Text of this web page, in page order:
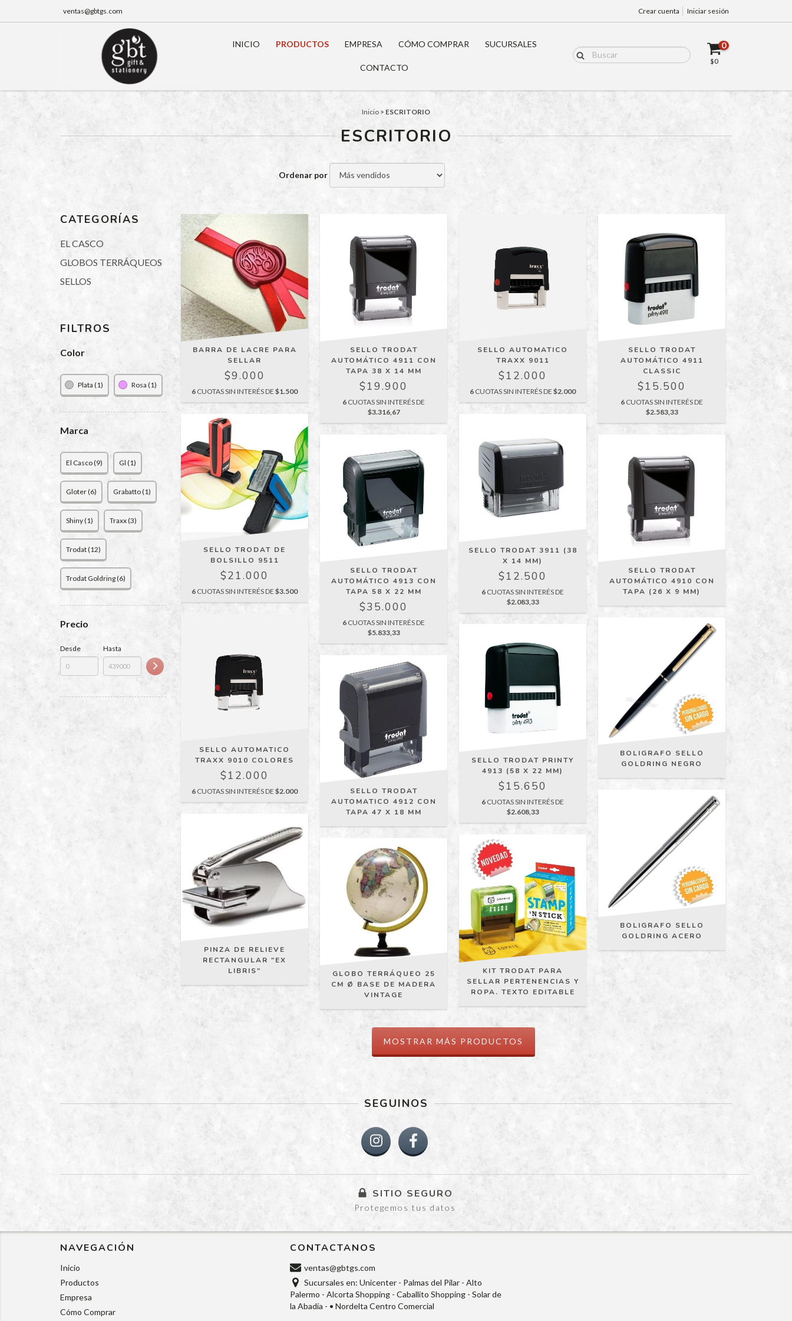
ventas@gbtgs.com Crear cuenta Iniciar sesión
INICIO PRODUCTOS EMPRESA CÓMO COMPRAR SUCURSALES
CONTACTO
0
$0
Inicio > ESCRITORIO
ESCRITORIO
Ordenar por
CATEGORÍAS
EL CASCO
GLOBOS TERRÁQUEOS
SELLOS
FILTROS
Color
Plata (1) Rosa (1)
Marca
El Casco (9) Gl (1)
Gloter (6) Grabatto (1)
Shiny (1) Traxx (3)
Trodat (12)
Trodat Goldring (6)
Precio
Desde Hasta
BARRA DE LACRE PARA
SELLAR
$9.000
6 CUOTAS SIN INTERÉS DE$1.500
SELLO TRODAT
AUTOMÁTICO 4911 CON
TAPA 38 X 14 MM
$19.900
6 CUOTAS SIN INTERÉS DE
$3.316,67
SELLO AUTOMATICO
TRAXX 9011
$12.000
6 CUOTAS SIN INTERÉS DE$2.000
SELLO TRODAT
AUTOMÁTICO 4911
CLASSIC
$15.500
6 CUOTAS SIN INTERÉS DE
$2.583,33
SELLO TRODAT DE
BOLSILLO 9511
$21.000
6 CUOTAS SIN INTERÉS DE$3.500
SELLO TRODAT
AUTOMÁTICO 4913 CON
TAPA 58 X 22 MM
$35.000
6 CUOTAS SIN INTERÉS DE
$5.833,33
SELLO TRODAT 3911 (38
X 14 MM)
$12.500
6 CUOTAS SIN INTERÉS DE
$2.083,33
SELLO TRODAT
AUTOMÁTICO 4910 CON
TAPA (26 X 9 MM)
SELLO AUTOMATICO
TRAXX 9010 COLORES
$12.000
6 CUOTAS SIN INTERÉS DE$2.000
SELLO TRODAT
AUTOMATICO 4912 CON
TAPA 47 X 18 MM
SELLO TRODAT PRINTY
4913 (58 X 22 MM)
$15.650
6 CUOTAS SIN INTERÉS DE
$2.608,33
BOLIGRAFO SELLO
GOLDRING NEGRO
PINZA DE RELIEVE
RECTANGULAR "EX
LIBRIS"
GLOBO TERRÁQUEO 25
CM Ø BASE DE MADERA
VINTAGE
KIT TRODAT PARA
SELLAR PERTENENCIAS Y
ROPA. TEXTO EDITABLE
BOLIGRAFO SELLO
GOLDRING ACERO
MOSTRAR MÁS PRODUCTOS
SEGUINOS
SITIO SEGURO
Protegemos tus datos
NAVEGACIÓN
Inicio
Productos
Empresa
Cómo Comprar
CONTACTANOS
ventas@gbtgs.com
Sucursales en: Unicenter - Palmas del Pilar - Alto
Palermo - Alcorta Shopping - Caballito Shopping - Solar de
la Abadía - • Nordelta Centro Comercial